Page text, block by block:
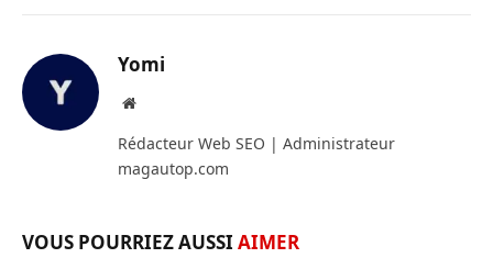
Yomi
Site
Rédacteur Web SEO | Administrateur
magautop.com
VOUS POURRIEZ AUSSI AIMER